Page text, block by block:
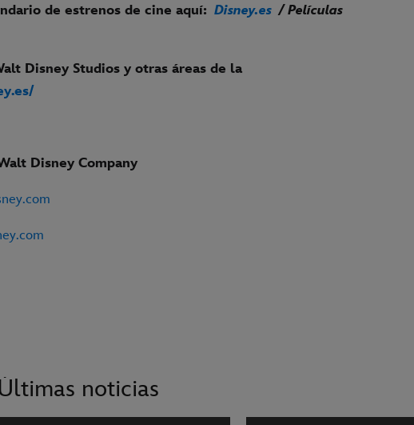
de estrenos de cine aquí: Disney.es / Películas
Disney Studios y otras áreas de la
Disney Company
noticias